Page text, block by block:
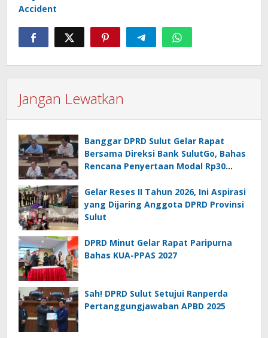
Accident
Jangan Lewatkan
Banggar DPRD Sulut Gelar Rapat
Bersama Direksi Bank SulutGo, Bahas
Rencana Penyertaan Modal Rp30
Gelar Reses II Tahun 2026, Ini Aspirasi
yang Dijaring Anggota DPRD Provinsi
Sulut
DPRD Minut Gelar Rapat Paripurna
Bahas KUA-PPAS 2027
Sah! DPRD Sulut Setujui Ranperda
Pertanggungjawaban APBD 2025